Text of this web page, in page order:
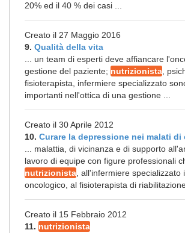
20% ed il 40 % dei casi ...
Creato il 27 Maggio 2016
9. Qualità della vita
... un team di esperti deve affiancare
gestione del paziente; nutrizionista ,
fisioterapista, infermiere specializzato
importanti nell'ottica di una gestione ...
Creato il 30 Aprile 2012
10. Curare la depressione nei malati di
... malattia, di vicinanza e di supporto
lavoro di equipe con figure professionali
nutrizionista , all'infermiere specializzato
oncologico, al fisioterapista di
Creato il 15 Febbraio 2012
11. nutrizionista